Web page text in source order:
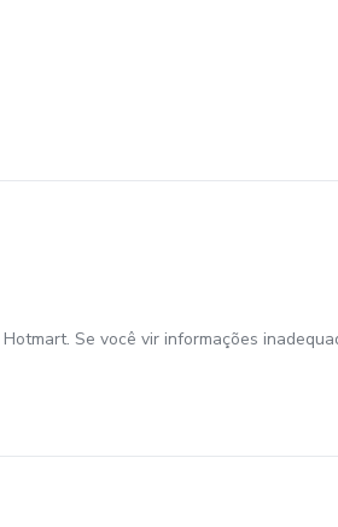
Se você vir informações